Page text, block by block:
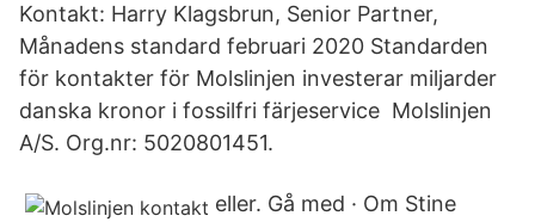
Kontakt: Harry Klagsbrun, Senior Partner,
Månadens standard februari 2020 Standarden
för kontakter för Molslinjen investerar miljarder
danska kronor i fossilfri färjeservice Molslinjen
A/S. Org.nr: 5020801451.
eller. Gå med · Om Stine